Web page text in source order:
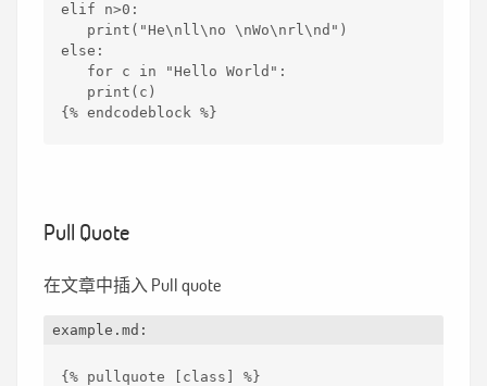
elif n>0:
   print("He\nll\no \nWo\nrl\nd")
else:
   for c in "Hello World":
   print(c)
{% endcodeblock %}
Pull Quote
在文章中插入 Pull quote
example.md:
{% pullquote [class] %}